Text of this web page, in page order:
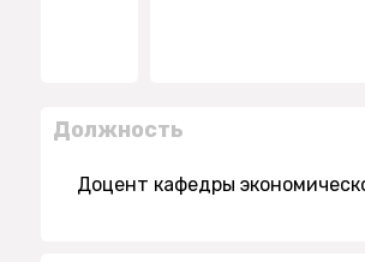
Должность
Доцент кафедры